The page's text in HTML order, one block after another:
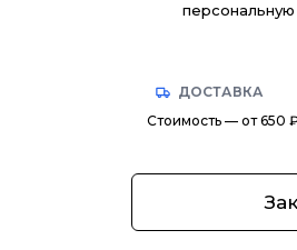
персональную
ДОСТАВКА
Стоимость — от 650